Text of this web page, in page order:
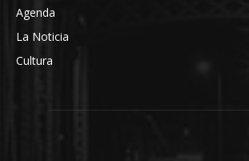
Agenda
La Noticia
Cultura